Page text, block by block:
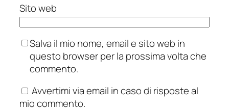
Sito web
Salva il mio nome, email e sito web in
questo browser per la prossima volta che
commento.
Avvertimi via email in caso di risposte al
mio commento.